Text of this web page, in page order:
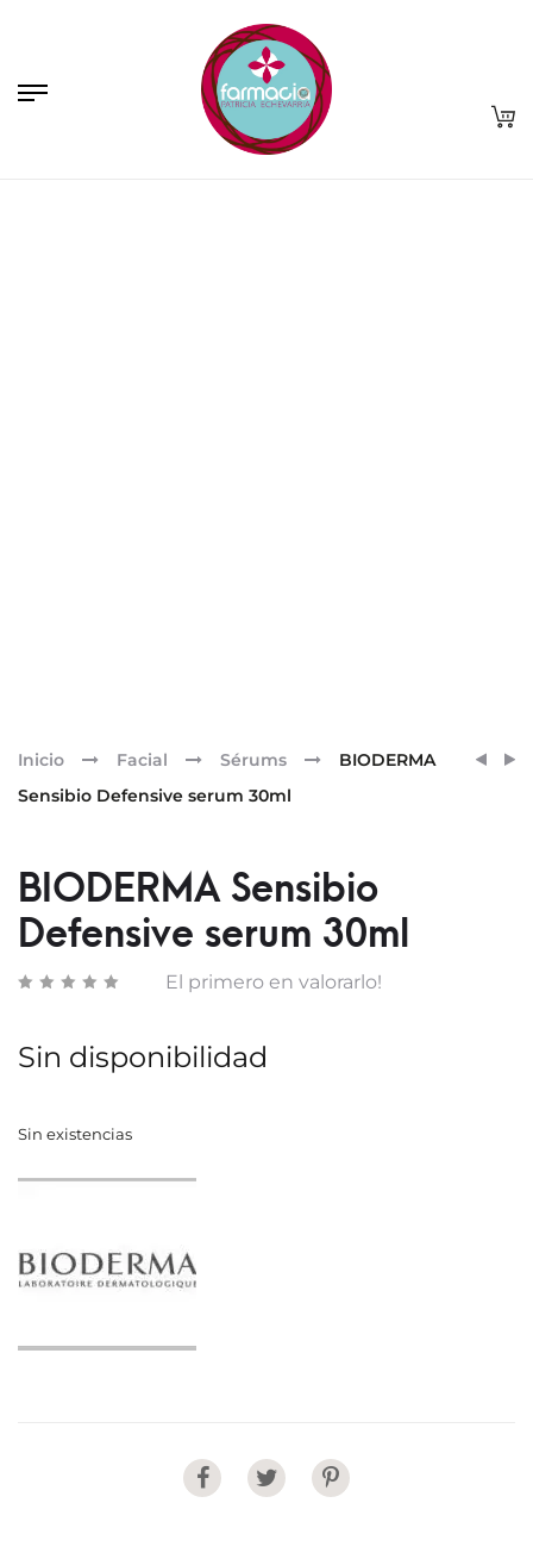
Inicio Facial Sérums
BIODERMA
Sensibio Defensive serum 30ml
BIODERMA Sensibio
Defensive serum 30ml
El primero en valorarlo!
Sin disponibilidad
Sin existencias
Share